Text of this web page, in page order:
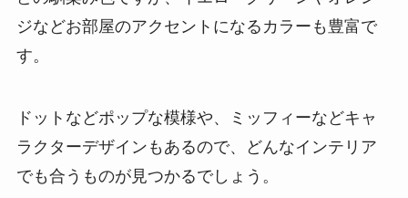
ジなどお部屋のアクセントになるカラーも豊富で
す。
ドットなどポップな模様や、ミッフィーなどキャ
ラクターデザインもあるので、どんなインテリア
でも合うものが見つかるでしょう。